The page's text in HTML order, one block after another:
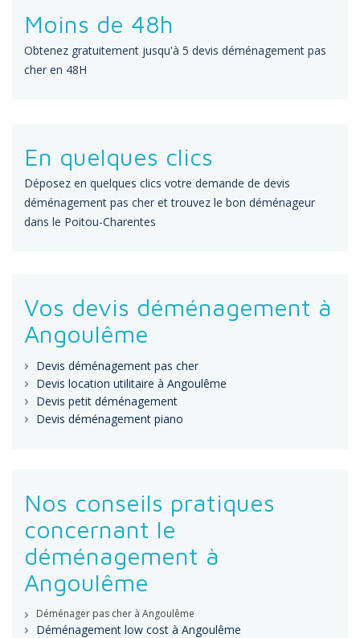
Moins de 48h
Obtenez gratuitement jusqu'à 5 devis déménagement pas
cher en 48H
En quelques clics
Déposez en quelques clics votre demande de devis
déménagement pas cher et trouvez le bon déménageur
dans le Poitou-Charentes
Vos devis déménagement à
Angoulême
Devis déménagement pas cher
Devis location utilitaire à Angoulême
Devis petit déménagement
Devis déménagement piano
Nos conseils pratiques
concernant le
déménagement à
Angoulême
Déménager pas cher à Angoulême
Déménagement low cost à Angoulême